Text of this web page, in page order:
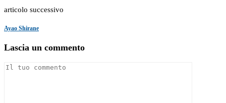
articolo successivo
Ayao Shirane
Lascia un commento